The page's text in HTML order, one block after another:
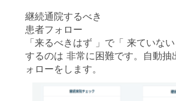
継続通院するべき
患者フォロー
「来るべきはず 」で「 来ていな
するのは 非常に困難です。自動抽
ォローをします。